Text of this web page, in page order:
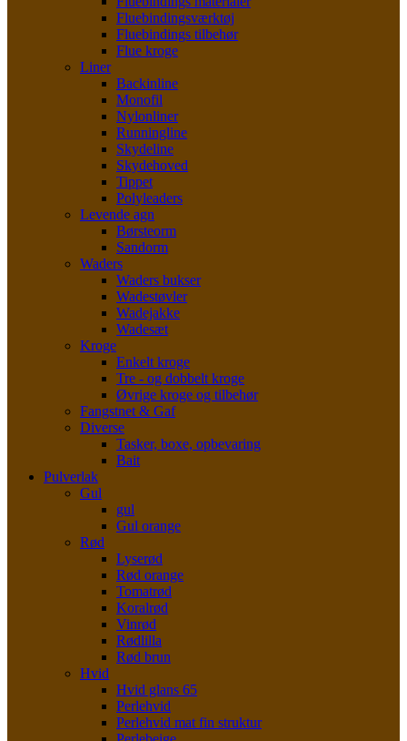
Fluebindingsværktøj
Fluebindings tilbehør
Flue kroge
Liner
Backinline
Monofil
Nylonliner
Runningline
Skydeline
Skydehoved
Tippet
Polyleaders
Levende agn
Børsteorm
Sandorm
Waders
Waders bukser
Wadestøvler
Wadejakke
Wadesæt
Kroge
Enkelt kroge
Tre - og dobbelt kroge
Øvrige kroge og tilbehør
Fangstnet & Gaf
Diverse
Tasker, boxe, opbevaring
Bait
Pulverlak
Gul
gul
Gul orange
Rød
Lyserød
Rød orange
Tomatrød
Koralrød
Vinrød
Rødlilla
Rød brun
Hvid
Hvid glans 65
Perlehvid
Perlehvid mat fin struktur